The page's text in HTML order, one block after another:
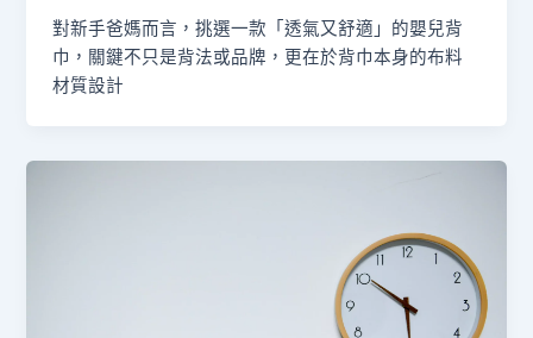
對新手爸媽而言，挑選一款「透氣又舒適」的嬰兒背
巾，關鍵不只是背法或品牌，更在於背巾本身的布料
材質設計